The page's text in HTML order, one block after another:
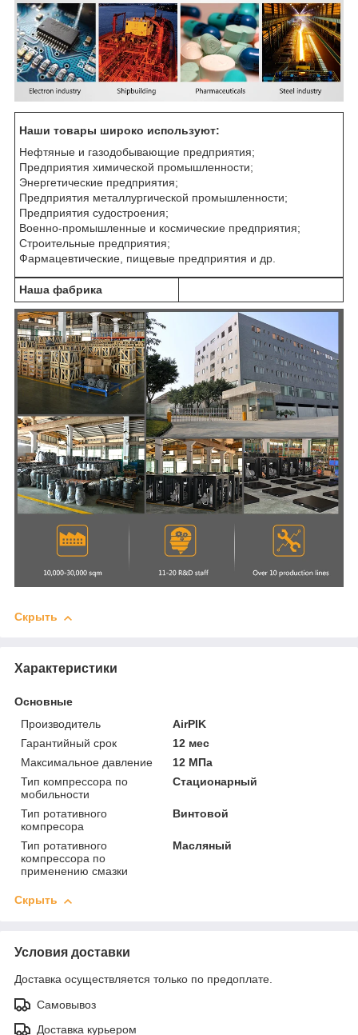
Наши товары широко используют:
Нефтяные и газодобывающие предприятия;
Предприятия химической промышленности;
Энергетические предприятия;
Предприятия металлургической промышленности;
Предприятия судостроения;
Военно-промышленные и космические предприятия;
Строительные предприятия;
Фармацевтические, пищевые предприятия и др.
Наша фабрика
Скрыть
Характеристики
Основные
Производитель
AirPIK
Гарантийный срок
12 мес
Максимальное давление
12 МПа
Тип компрессора по
мобильности
Стационарный
Тип ротативного
компресора
Винтовой
Тип ротативного
компрессора по
применению смазки
Масляный
Скрыть
Условия доставки
Доставка осуществляется только по предоплате.
Самовывоз
Доставка курьером